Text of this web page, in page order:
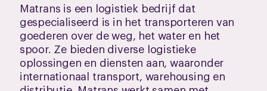
Matrans is een logistiek bedrijf dat
gespecialiseerd is in het transporteren van
goederen over de weg, het water en het
spoor. Ze bieden diverse logistieke
oplossingen en diensten aan, waaronder
internationaal transport, warehousing en